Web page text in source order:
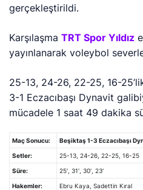
gerçekleştirildi.
KarşılaşmaTRT Spor Yıldız
yayınlanarak voleybol
25-13, 24-26, 22-25, 16-
3-1 Eczacıbaşı Dynavit
mücadele 1 saat 49 dakika
Maç Sonucu: Beşiktaş 1-3 Eczacıbaşı
Setler: 25-13, 24-26, 22-25, 16-25
Süre: 25′, 31′, 30′, 23′
Hakemler: Ebru Kaya, Sadettin Kıral